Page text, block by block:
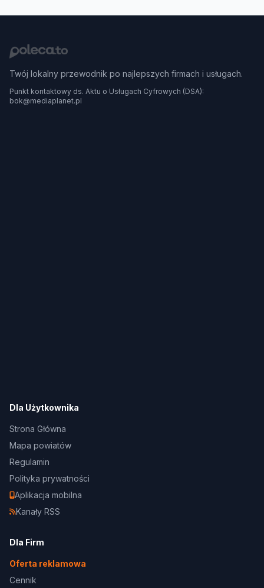
Twój lokalny przewodnik po najlepszych firmach i usługach.
Punkt kontaktowy ds. Aktu o Usługach Cyfrowych (DSA):
bok@mediaplanet.pl
Dla Użytkownika
Strona Główna
Mapa powiatów
Regulamin
Polityka prywatności
Aplikacja mobilna
Kanały RSS
Dla Firm
Oferta reklamowa
Cennik